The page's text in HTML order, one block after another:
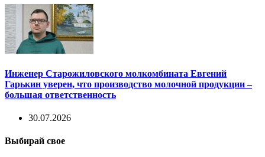
Инженер Старожиловского молкомбината Евгений
Гарькин уверен, что производство молочной продукции –
большая ответственность
30.07.2026
Выбирай свое